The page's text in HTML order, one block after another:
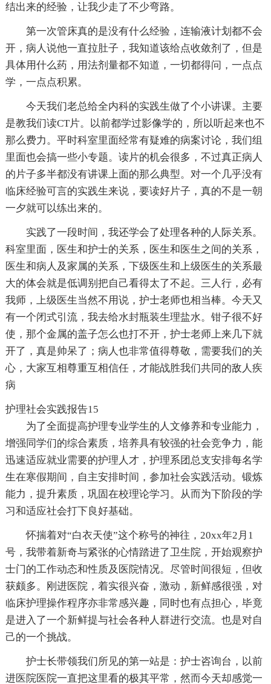
结出来的经验，让我少走了不少弯路。
第一次管床真的是没有什么经验，连输液计划都不会
开，病人说他一直拉肚子，我知道该给点收敛剂了，但是
具体用什么药，用法剂量都不知道，一切都得问，一点点
学，一点点积累。
今天我们老总给全内科的实践生做了个小讲课。主要
是教我们读CT片。以前都学过影像学的，所以听起来也不
那么费力。平时科室里面经常有疑难的病案讨论，我们组
里面也会搞一些小专题。读片的机会很多，不过真正病人
的片子多半都没有讲课上面的那么典型。对一个几乎没有
临床经验可言的实践生来说，要读好片子，真的不是一朝
一夕就可以练出来的。
实践了一段时间，我还学会了处理各种的人际关系。
科室里面，医生和护士的关系，医生和医生之间的关系，
医生和病人及家属的关系，下级医生和上级医生的关系最
大的体会就是低调别把自己看得太了不起。三人行，必有
我师，上级医生当然不用说，护士老师也相当棒。今天又
有一个闭式引流，我去给水封瓶装生理盐水。钳子很不好
使，那个金属的盖子怎么也打不开，护士老师上来几下就
开了，真是帅呆了；病人也非常值得尊敬，需要我们的关
心，大家互相尊重互相信任，才能战胜我们共同的敌人疾
病
护理社会实践报告15
为了全面提高护理专业学生的人文修养和专业能力，
增强同学们的综合素质，培养具有较强的社会竞争力，能
迅速适应就业需要的护理人才，护理系团总支安排每名学
生在寒假期间，自主安排时间，参加社会实践活动。锻炼
能力，提升素质，巩固在校理论学习。从而为下阶段的学
习和适应社会打下良好基础。
怀揣着对“白衣天使”这个称号的神往，20xx年2月1
号，我带着新奇与紧张的心情踏进了卫生院，开始观察护
士门的工作动态和性质及医院情况。尽管时间很短，但收
获颇多。刚进医院，着实很兴奋，激动，新鲜感很强，对
临床护理操作程序亦非常感兴趣，同时也有点担心，毕竟
是进入了一个新鲜提与社会各种人群进行交流。也是对自
己的一个挑战。
护士长带领我们所见的第一站是：护士咨询台，以前
进医院医院一直把这里看的极其平常，然而今天却感觉一